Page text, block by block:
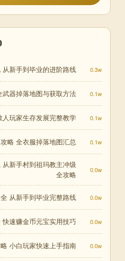
新手到毕业的进阶路线 0.3w
器掉落地图与获取方法 0.1w
人玩家生存发展完整教学 0.1w
略 全衣服掉落地图汇总 0.1w
新手村到祖玛教主冲级
全攻略
0.0w
从新手到毕业完整路线 0.0w
快速赚金币元宝实用技巧 0.0w
小白玩家快速上手指南 0.0w